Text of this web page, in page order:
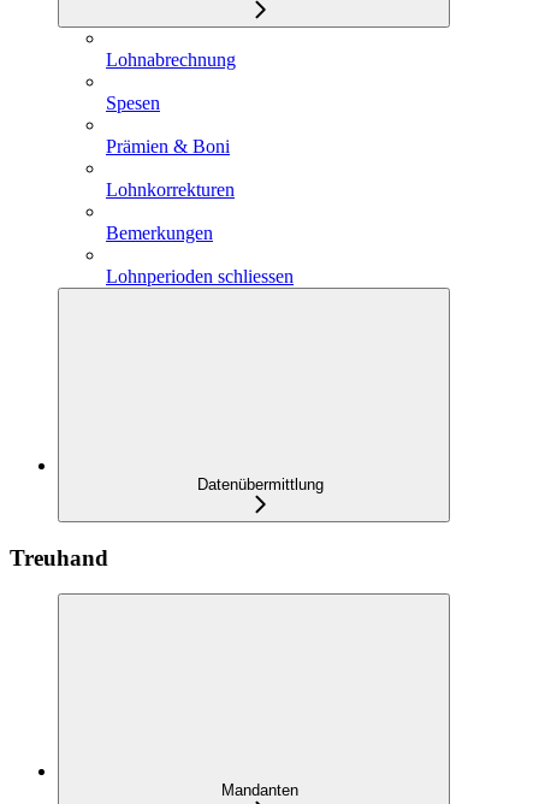
Lohnabrechnung
Spesen
Prämien & Boni
Lohnkorrekturen
Bemerkungen
Lohnperioden schliessen
Datenübermittlung
Treuhand
Mandanten